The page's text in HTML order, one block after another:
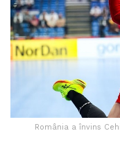
România a învins